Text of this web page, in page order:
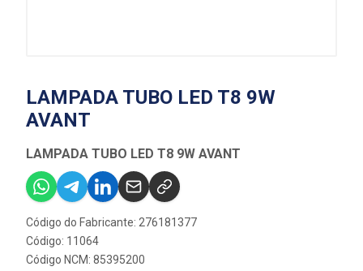
LAMPADA TUBO LED T8 9W
AVANT
LAMPADA TUBO LED T8 9W AVANT
Código do Fabricante: 276181377
Código: 11064
Código NCM: 85395200